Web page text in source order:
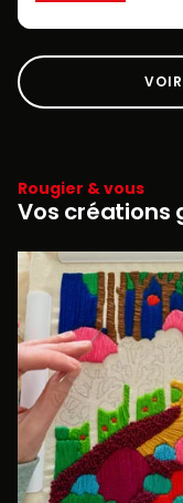
Rougier & vous
Vos créations